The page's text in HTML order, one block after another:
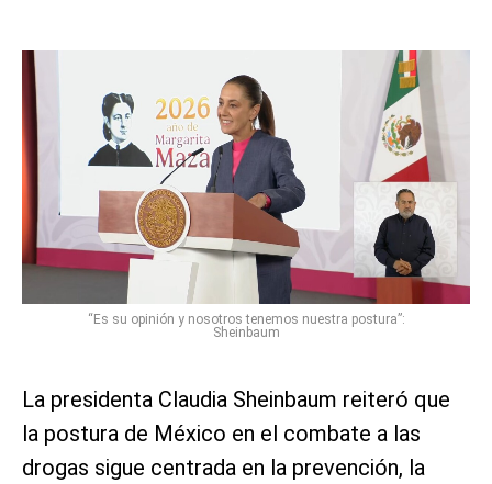
“Es su opinión y nosotros tenemos nuestra postura”:
Sheinbaum
La presidenta Claudia Sheinbaum reiteró que
la postura de México en el combate a las
drogas sigue centrada en la prevención, la